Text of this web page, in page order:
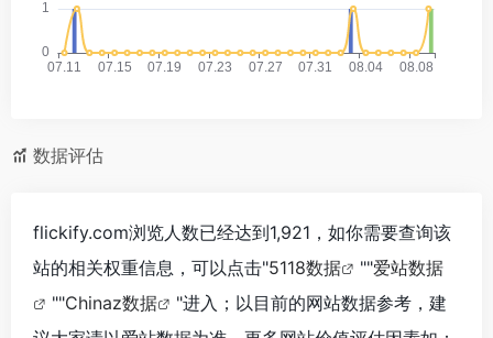
数据评估
flickify.com浏览人数已经达到1,921，如你需要查询该
站的相关权重信息，可以点击"5118数据 ""爱站数据
""Chinaz数据
"进入；以目前的网站数据参考，建